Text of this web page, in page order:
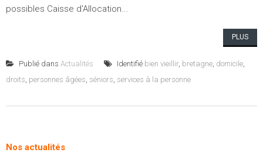
possibles Caisse d'Allocation...
PLUS
Publié dans Actualités Identifié bien vieillir, bretagne, domicile,
droits, personnes âgées, séniors, services à la personne
Nos actualités